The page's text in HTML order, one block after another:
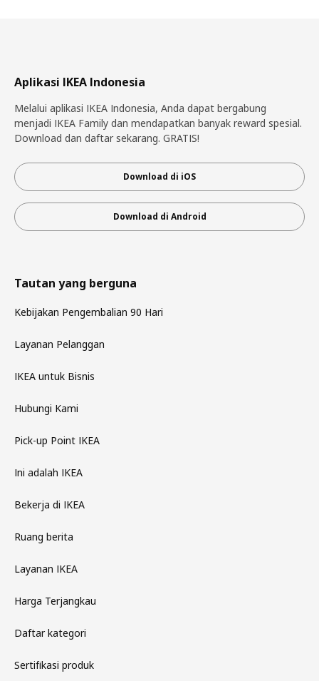
Aplikasi IKEA Indonesia
Melalui aplikasi IKEA Indonesia, Anda dapat bergabung
menjadi IKEA Family dan mendapatkan banyak reward spesial.
Download dan daftar sekarang. GRATIS!
Download di iOS
Download di Android
Tautan yang berguna
Kebijakan Pengembalian 90 Hari
Layanan Pelanggan
IKEA untuk Bisnis
Hubungi Kami
Pick-up Point IKEA
Ini adalah IKEA
Bekerja di IKEA
Ruang berita
Layanan IKEA
Harga Terjangkau
Daftar kategori
Sertifikasi produk